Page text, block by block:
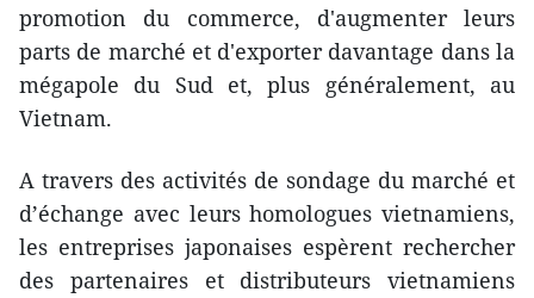
promotion du commerce, d'​augmenter leurs
parts de marché et ​d'exporter davantage dans la
mégapole du Sud et, plus généralement, au
Vietnam.
A travers ​des activités de sondage du marché et
d’échange avec leurs homologues vietnamiens,
les entreprises japonaises espèrent rechercher
des partenaires et distributeurs vietnamiens